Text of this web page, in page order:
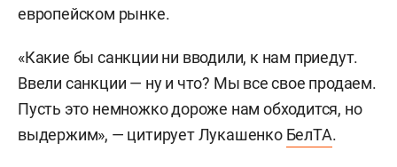
европейском рынке.
«Какие бы санкции ни вводили, к нам приедут.
Ввели санкции — ну и что? Мы все свое продаем.
Пусть это немножко дороже нам обходится, но
выдержим», — цитирует Лукашенко БелТА.